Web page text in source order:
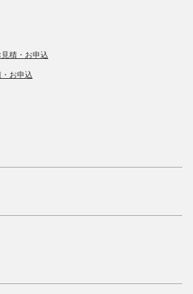
積・お申込
お申込